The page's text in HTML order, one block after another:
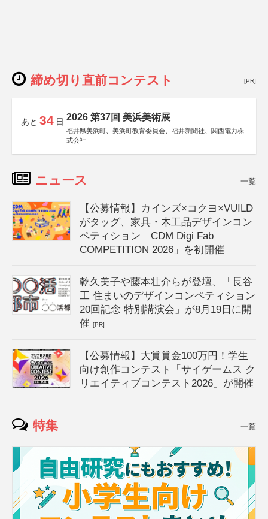
締め切り直前コンテスト [PR]
あと 34 日 2026 第37回 美浜美術展
福井県美浜町、美浜町教育委員会、福井新聞社、関西電力株
式会社
ニュース 一覧
【公募情報】カインズ×コクヨ×VUILD
がタッグ、家具・木工品デザインコン
ペティション「CDM Digi Fab
COMPETITION 2026」を初開催
乾久美子や藤本壮介らが登壇、「長谷
工 住まいのデザインコンペティション
20回記念 特別講演会」が8月19日に開
催[PR]
【公募情報】大賞賞金100万円！学生
向け創作コンテスト「サイゲームス ク
リエイティブコンテスト2026」が開催
特集 一覧